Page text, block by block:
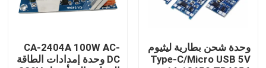
وحدة شحن بطارية ليثيوم
Type-C/Micro USB 5V
CA-2404A 100W AC-
DC وحدة إمدادات الطاقة